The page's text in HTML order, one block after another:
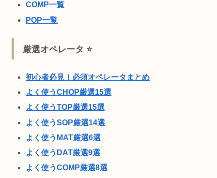
COMP一覧
POP一覧
厳選オペレータ ⭐
初心者必見！必須オペレータまとめ
よく使うCHOP厳選15選
よく使うTOP厳選15選
よく使うSOP厳選14選
よく使うMAT厳選6選
よく使うDAT厳選9選
よく使うCOMP厳選8選